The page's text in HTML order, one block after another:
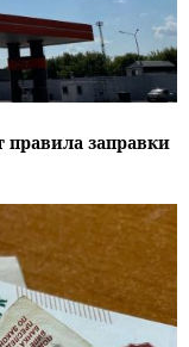
правила заправки